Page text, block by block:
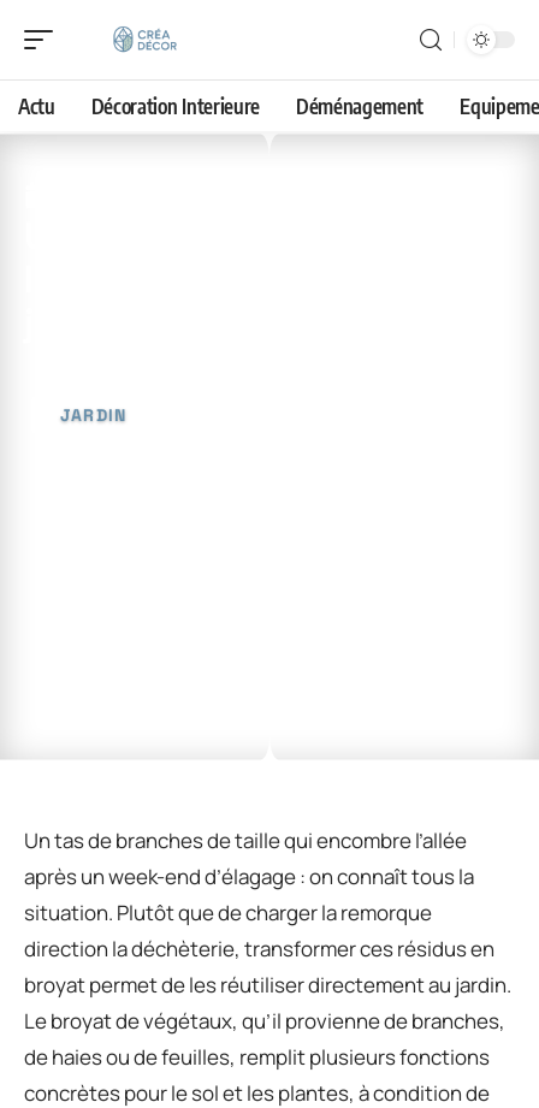
Actu Décoration Interieure Déménagement
JARDIN
Un tas de branches de taille qui encombre l’allée
après un week-end d’élagage : on connaît tous la
situation. Plutôt que de charger la remorque
direction la déchèterie, transformer ces résidus en
broyat permet de les réutiliser directement au jardin.
Le broyat de végétaux, qu’il provienne de branches,
de haies ou de feuilles, remplit plusieurs fonctions
concrètes pour le sol et les plantes, à condition de